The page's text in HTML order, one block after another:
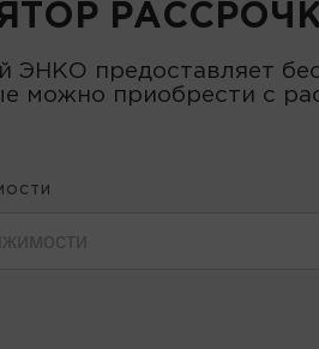
ЭНКО предоставляет
можно приобрести с